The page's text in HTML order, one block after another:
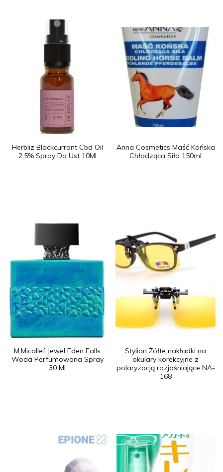
Herbliz Blackcurrant Cbd Oil
2,5% Spray Do Ust 10Ml
Anna Cosmetics Maść Końska
Chłodząca Siła 150ml
M.Micallef Jewel Eden Falls
Woda Perfumowana Spray
30 Ml
Stylion Żółte nakładki na
okulary korekcyjne z
polaryzacją rozjaśniające NA-
168